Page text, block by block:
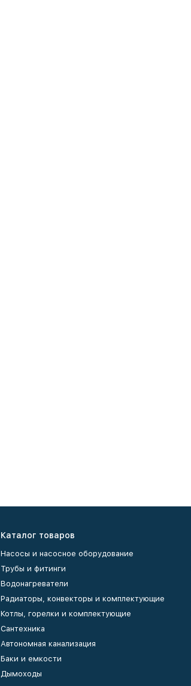
Каталог товаров
Насосы и насосное оборудование
Трубы и фитинги
Водонагреватели
Радиаторы, конвекторы и комплектующие
Котлы, горелки и комплектующие
Сантехника
Автономная канализация
Баки и емкости
Дымоходы